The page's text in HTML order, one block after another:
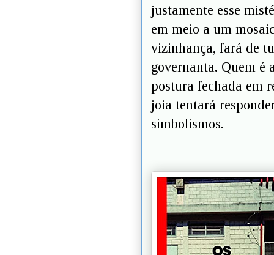
justamente esse
em meio a um
vizinhança, fará de
governanta. Quem é
postura fechada em
joia tentará
simbolismos.